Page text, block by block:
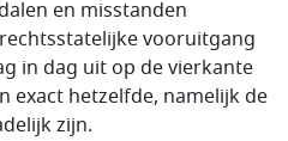
en misstanden
vooruitgang
in dag uit op de vierkante
exact hetzelfde, namelijk de
zijn.